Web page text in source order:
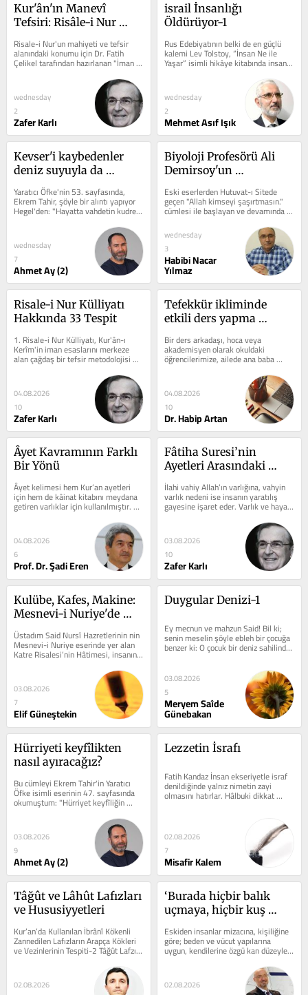
Kur'ân'ın Manevî
Tefsiri: Risâle-i Nur
Risale-i Nur'un mahiyeti ve tefsir
alanındaki konumu için Dr. Fatih
Çelikel tarafından hazırlanan "İman
Esasları Bağlamında Kur'ân'ın...
wednesday
2
Zafer Karlı
israil İnsanlığı
Öldürüyor-1
Rus Edebiyatının belki de en güçlü
kalemi Lev Tolstoy, “İnsan Ne ile
Yaşar” isimli hikâye kitabında insan
denen varlığın...
wednesday
2
Mehmet Asıf Işık
Kevser'i kaybedenler
deniz suyuyla da
mi?
Yaratıcı Öfke'nin 53. sayfasında,
Ekrem Tahir, şöyle bir alıntı yapıyor
Hegel'den: "Hayatta vahdetin kudreti
kaybolursa, münferitlik...
wednesday
7
Ahmet Ay (2)
Biyoloji Profesörü Ali
Demirsoy'un
Niçin Göz Yok?
Eski eserlerden Hutuvat-ı Sitede
geçen "Allah kimseyi şaşırtmasın."
cümlesi ile başlayan ve devamında
"Şaşırtırsa, rezil etmesin; rezil...
wednesday
3
Habibi Nacar
Yılmaz
Risale-i Nur Külliyatı
Hakkında 33 Tespit
1. Risale-i Nur Külliyatı, Kur'ân-ı
Kerîm'in iman esaslarını merkeze
alan çağdaş bir tefsir metodolojisi
ortaya koymaktadır. 2. ...
04.08.2026
10
Zafer Karlı
Tefekkür ikliminde
etkili ders yapma
Bir ders arkadaşı, hoca veya
akademisyen olarak okuldaki
öğrencilerimize, ailede ana baba
olarak çocuklarımıza, eğitimci veya
04.08.2026
10
Dr. Habip Artan
Âyet Kavramının Farklı
Bir Yönü
Âyet kelimesi hem Kur’an ayetleri
için hem de kâinat kitabını meydana
getiren varlıklar için kul­lanılmıştır.
Halkımız birinci manayı...
04.08.2026
6
Prof. Dr. Şadi Eren
Fâtiha Suresi’nin
Ayetleri Arasındaki
Düzen ve Anlam İlişkisi
İlahi vahiy Allah’ın varlığına, vahyin
varlık nedeni ise insanın yaratılış
gayesine işaret eder. Varlık ve hayat,
ilahi mesajın...
03.08.2026
10
Zafer Karlı
Kulübe, Kafes, Makine:
Mesnevi-i Nuriye'de
Cisim ve Nefis
Temsilleri
Üstadım Said Nursî Hazretlerinin nin
Mesnevi-i Nuriye eserinde yer alan
Katre Risalesi’nin Hâtimesi, insanın
beden ve ruh yapısını ele alan...
03.08.2026
7
Elif Güneştekin
Duygular Denizi-1
Ey mecnun ve mahzun Said! Bil ki;
senin meselin şöyle ebleh bir çocuğa
benzer ki: O çocuk bir deniz sahilinde
oturmuş, güneşe karşı...
03.08.2026
5
Meryem Saîde
Günebakan
Hürriyeti keyfîlikten
nasıl ayıracağız?
Bu cümleyi Ekrem Tahir'in Yaratıcı
Öfke isimli eserinin 47. sayfasında
okumuştum: "Hürriyet keyfîliğin
aşılmasıdır." Söyleyeni filozof...
03.08.2026
9
Ahmet Ay (2)
Lezzetin İsrafı
Fatih Kandaz İnsan ekseriyetle israf
denildiğinde yalnız nimetin zayi
olmasını hatırlar. Hâlbuki dikkat
02.08.2026
7
Misafir Kalem
Tâğût ve Lâhût Lafızları
ve Hususiyyetleri
Kur’an’da Kullanılan İbrânî Kökenli
Zannedilen Lafızların Arapça Kökleri
ve Vezinlerinin Tespiti-2 Tâğût Lafzı
02.08.2026
‘Burada hiçbir balık
uçmaya, hiçbir kuş
Eskiden insanlar mizacına, kişiliğine
göre; beden ve vücut yapılarına
uygun, kendilerine özgü kan düzeyleri
seviyelerine, hatta sinir...
02.08.2026